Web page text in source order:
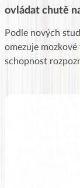
ovládat chutě
Podle nových
omezuje
schopnost